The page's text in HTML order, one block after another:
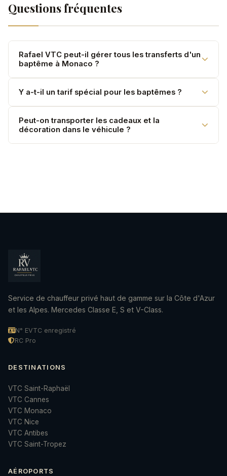
Questions fréquentes
Rafael VTC peut-il gérer tous les transferts d'un
baptême à Monaco ?
Oui — église, photographe, salle de réception, retour.
Un programme complet sur devis.
Y a-t-il un tarif spécial pour les baptêmes ?
Service à la journée ou à la demi-journée selon votre
programme.
Peut-on transporter les cadeaux et la
décoration dans le véhicule ?
Service de chauffeur privé haut de gamme sur la Côte d'Azur
et les Alpes. Mercedes Classe E, S et V-Class.
N° EVTC enregistré
RC Pro
DESTINATIONS
VTC Saint-Raphaël
VTC Cannes
VTC Monaco
VTC Nice
VTC Antibes
VTC Saint-Tropez
AÉROPORTS